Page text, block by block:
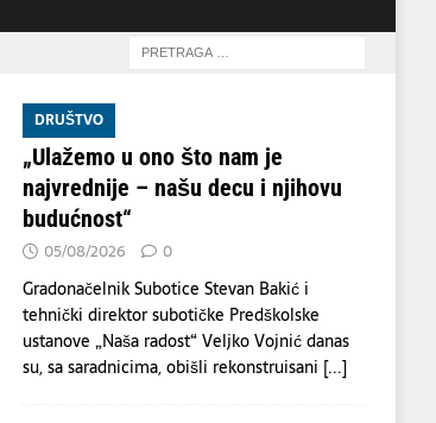
DRUŠTVO
„Ulažemo u ono što nam je
najvrednije – našu decu i njihovu
budućnost“
05/08/2026 0
Gradonačelnik Subotice Stevan Bakić i
tehnički direktor subotičke Predškolske
ustanove „Naša radost“ Veljko Vojnić danas
su, sa saradnicima, obišli rekonstruisani [...]